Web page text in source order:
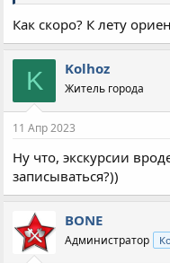
Как скоро? К лету
K Kolhoz
Житель города
11 Апр 2023
Ну что, экскурсии
записываться?))
BONE
Администратор